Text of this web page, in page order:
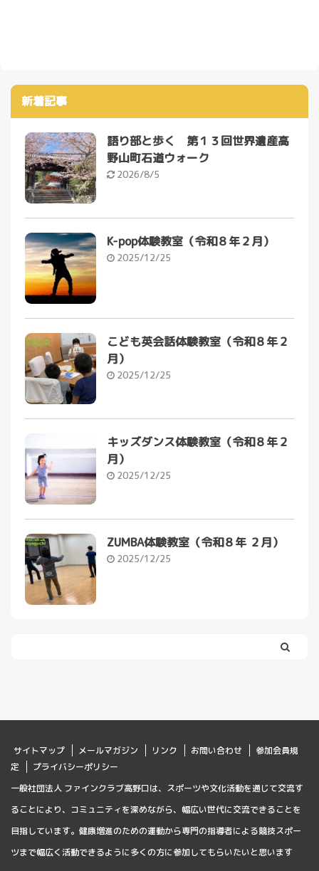
新着記事
語り部と歩く 第１３回世界遺産高
野山町石道ウォーク
2026/8/5
K-pop体験教室（令和８年２月）
2025/12/25
こども英会話体験教室（令和８年２
月）
2025/12/25
キッズダンス体験教室（令和８年２
月）
2025/12/25
ZUMBA体験教室（令和８年 ２月）
2025/12/25
サイトマップ メールマガジン リンク お問い合わせ
参加会員規
定
プライバシーポリシー
一般社団法人 ファインクラブ高野口は、スポーツや文化活動を通じて交流す
ることにより、コミュニティを深めながら、幅広い世代に交流できることを
目指しています。健康増進のための運動から専門の指導者による競技スポー
ツまで幅広く活動できるように多くの方に参加してもらいたいと思います